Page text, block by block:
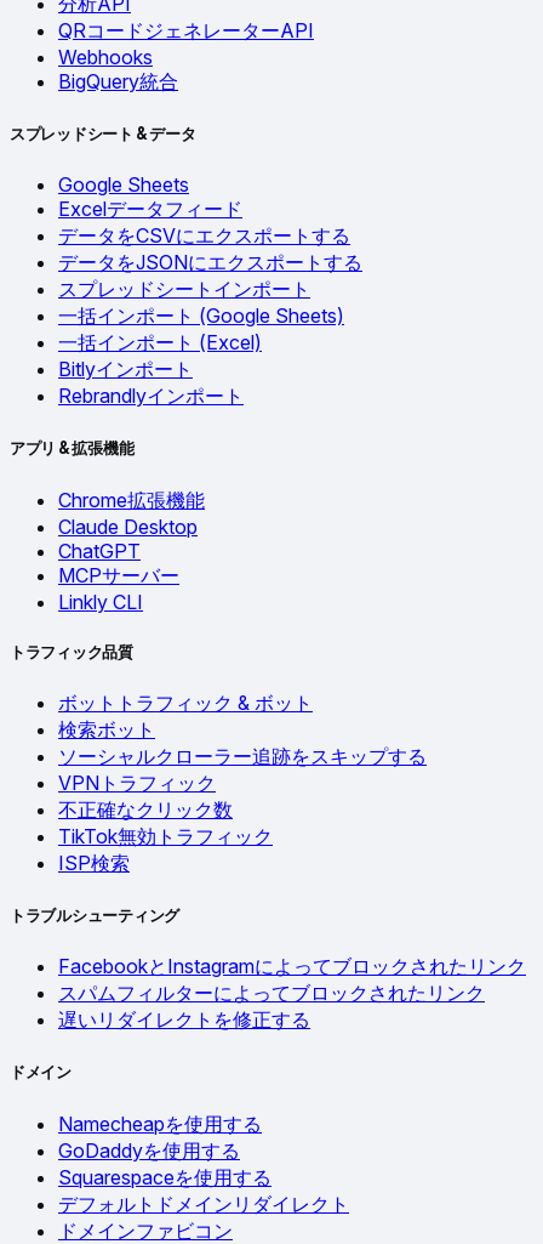
QRコードジェネレーターAPI
Webhooks
BigQuery統合
スプレッドシート & データ
Google Sheets
Excelデータフィード
データをCSVにエクスポートする
データをJSONにエクスポートする
スプレッドシートインポート
一括インポート (Google Sheets)
一括インポート (Excel)
Bitlyインポート
Rebrandlyインポート
アプリ & 拡張機能
Chrome拡張機能
Claude Desktop
ChatGPT
MCPサーバー
Linkly CLI
トラフィック品質
ボットトラフィック & ボット
検索ボット
ソーシャルクローラー追跡をスキップする
VPNトラフィック
不正確なクリック数
TikTok無効トラフィック
ISP検索
トラブルシューティング
FacebookとInstagramによってブロックされたリンク
スパムフィルターによってブロックされたリンク
遅いリダイレクトを修正する
ドメイン
Namecheapを使用する
GoDaddyを使用する
Squarespaceを使用する
デフォルトドメインリダイレクト
ドメインファビコン